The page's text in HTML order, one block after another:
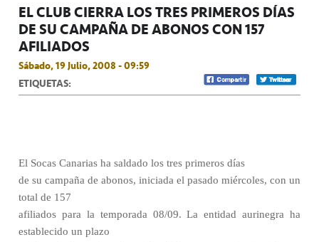
EL CLUB CIERRA LOS TRES PRIMEROS DÍAS
DE SU CAMPAÑA DE ABONOS CON 157
AFILIADOS
Sábado, 19 Julio, 2008 - 09:59
ETIQUETAS:
El Socas Canarias ha saldado los tres primeros días
de su campaña de abonos, iniciada el pasado miércoles, con un
total de 157
afiliados para la temporada 08/09. La entidad aurinegra ha
establecido un plazo